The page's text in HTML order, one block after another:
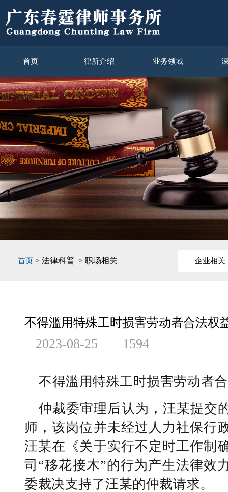
首页 律所介绍 业务领域
首页 > 法律科普 > 职场相关 企业相关
不得滥用特殊工时损害劳动者合法权
2023-08-25 1594
不得滥用特殊工时损害劳动者
仲裁委审理后认为，汪某提交
师，该岗位并未经过人力社保行
汪某在《关于实行不定时工作制
司“移花接木”的行为产生法律效
委裁决支持了汪某的仲裁请求。